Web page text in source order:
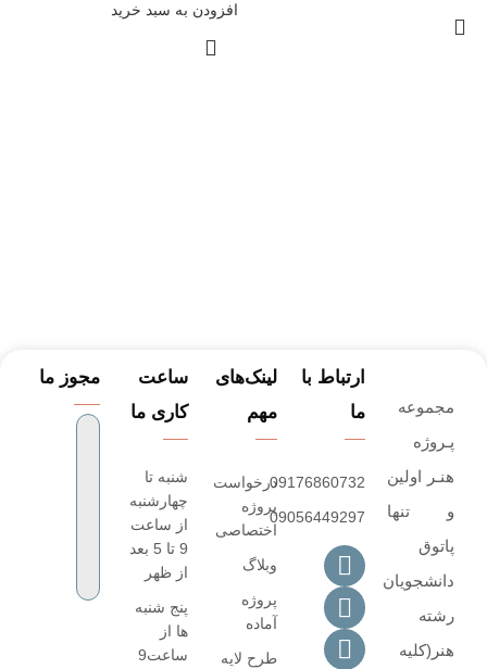
افزودن به سبد خرید
مجموعه
پـروژه‌
هنـر اولین
و تنها
پاتوق
دانشجویان
رشته
هنر(کلیه
ارتباط با
ما
09176860732
09056449297
لینک‌های
مهم
درخواست
پروژه
اختصاصی
وبلاگ
پروژه
آماده
طرح لایه
ساعت
کاری ما
شنبه تا
چهارشنبه
از ساعت
9 تا 5 بعد
از ظهر
پنج شنبه
ها از
ساعت9
مجوز ما